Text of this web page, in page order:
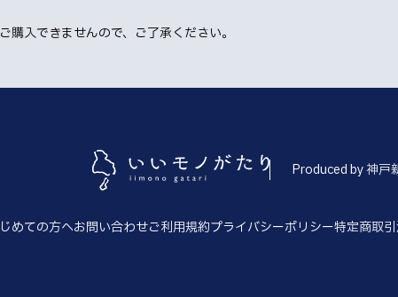
入できませんので、ご了承ください。
Produced by 神戸
めての方へお問い合わせご利用規約プライバシーポリシー特定商取